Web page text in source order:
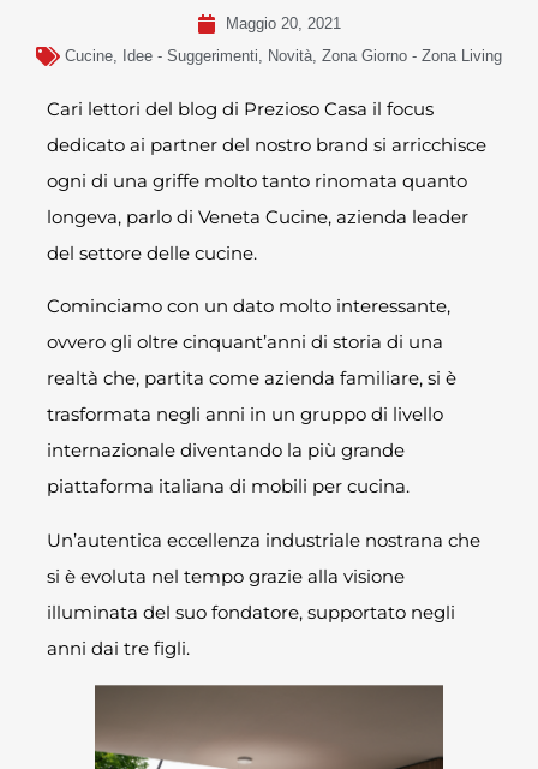
Maggio 20, 2021
Cucine, Idee - Suggerimenti, Novità, Zona Giorno - Zona Living
Cari lettori del blog di Prezioso Casa il focus
dedicato ai partner del nostro brand si arricchisce
ogni di una griffe molto tanto rinomata quanto
longeva, parlo di Veneta Cucine, azienda leader
del settore delle cucine.
Cominciamo con un dato molto interessante,
ovvero gli oltre cinquant’anni di storia di una
realtà che, partita come azienda familiare, si è
trasformata negli anni in un gruppo di livello
internazionale diventando la più grande
piattaforma italiana di mobili per cucina.
Un’autentica eccellenza industriale nostrana che
si è evoluta nel tempo grazie alla visione
illuminata del suo fondatore, supportato negli
anni dai tre figli.